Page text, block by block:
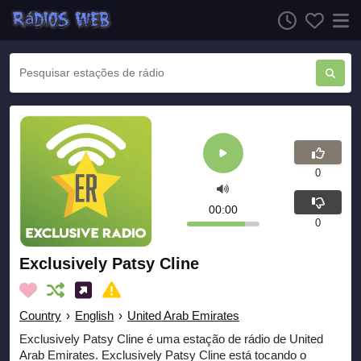
Exclusively Patsy Cline
Country › English › United Arab Emirates
Exclusively Patsy Cline é uma estação de rádio de United
Arab Emirates. Exclusively Patsy Cline está tocando o
00:00
0
0